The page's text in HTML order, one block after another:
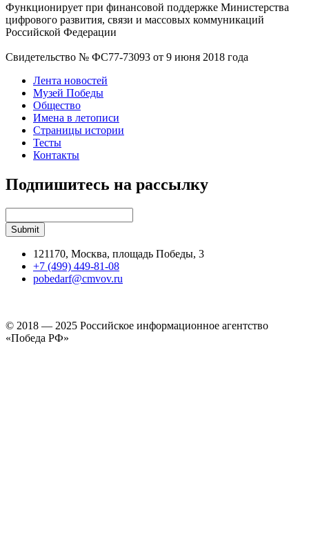
Функционирует при финансовой поддержке Министерства
цифрового развития, связи и массовых коммуникаций
Российской Федерации
Свидетельство № ФС77-73093 от 9 июня 2018 года
Лента новостей
Музей Победы
Общество
Имена в летописи
Страницы истории
Тесты
Контакты
Подпишитесь на рассылку
121170, Москва, площадь Победы, 3
+7 (499) 449-81-08
pobedarf@cmvov.ru
© 2018 — 2025 Российское информационное агентство
«Победа РФ»